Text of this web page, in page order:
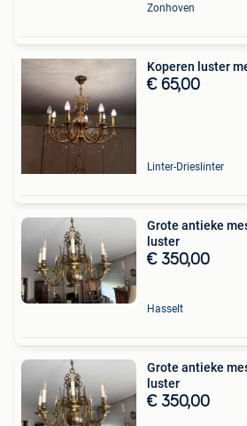
Zonhoven
Koperen luster
€ 65,00
Linter-Drieslinter
Grote antieke
luster
€ 350,00
Hasselt
Grote antieke
luster
€ 350,00